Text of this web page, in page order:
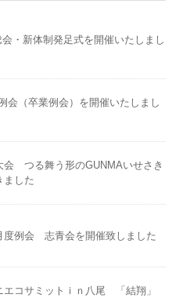
・新体制発足式を開催いたしまし
会（卒業例会）を開催いたしまし
つる舞う形のGUNMAいせさき
ました
例会 志青会を開催致しました
コサミットｉｎ八尾 「結翔」